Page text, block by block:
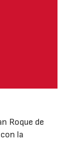
Roque de
la